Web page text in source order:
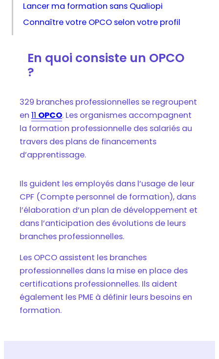
Lancer ma formation sans Qualiopi
Connaître votre OPCO selon votre profil
En quoi consiste un OPCO
?
329 branches professionnelles se regroupent
en 11 OPCO. Les organismes accompagnent
la formation professionnelle des salariés au
travers des plans de financements
d’apprentissage.
Ils guident les employés dans l’usage de leur
CPF (Compte personnel de formation), dans
l’élaboration d’un plan de développement et
dans l’anticipation des évolutions de leurs
branches professionnelles.
Les OPCO assistent les branches
professionnelles dans la mise en place des
certifications professionnelles. Ils aident
également les PME à définir leurs besoins en
formation.